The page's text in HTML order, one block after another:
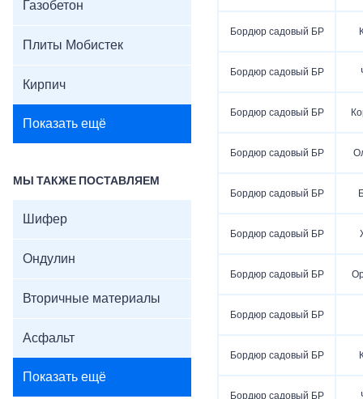
Газобетон
Плиты Мобистек
Кирпич
Показать ещё
МЫ ТАКЖЕ ПОСТАВЛЯЕМ
Шифер
Ондулин
Вторичные материалы
Асфальт
Показать ещё
Бордюр садовый БР
Бордюр садовый БР
Бордюр садовый БР
Бордюр садовый БР
Бордюр садовый БР
Бордюр садовый БР
Бордюр садовый БР
Бордюр садовый БР
Бордюр садовый БР
Бордюр садовый БР